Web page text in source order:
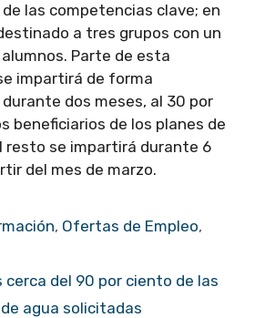
las competencias clave; en
a tres grupos con un
Parte de esta
impartirá de forma
dos meses, al 30 por
beneficiarios de los planes de
resto se impartirá durante 6
del mes de marzo.
, Ofertas de Empleo,
cerca del 90 por ciento de las
agua solicitadas